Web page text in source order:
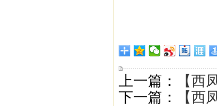
上一篇：
【西
下一篇：
【西